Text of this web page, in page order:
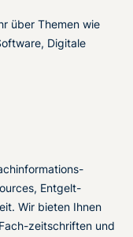
über Themen wie
Digitale
Entgelt-
Wir bieten Ihnen
zeitschriften und